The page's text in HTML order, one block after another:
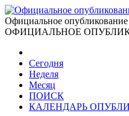
Официальное
ОФИЦИАЛЬНОЕ
Сегодня
Неделя
Месяц
ПОИСК
КАЛЕНДАРЬ